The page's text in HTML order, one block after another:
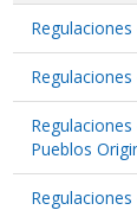
Pueblos